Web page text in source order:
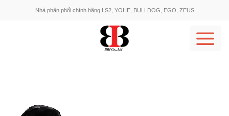
Nhà phân phối chính hãng LS2, YOHE, BULLDOG, EGO, ZEUS